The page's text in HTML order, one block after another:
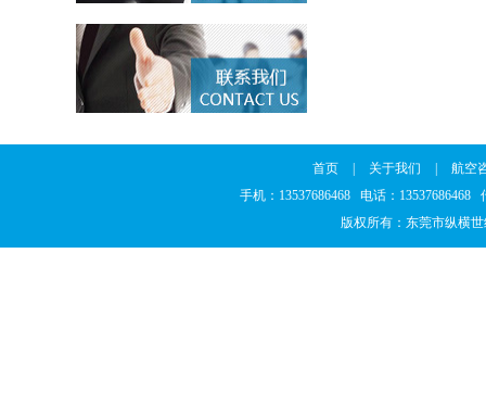
首页 关于我们
航空
手机：13537686468 电话：13537686468
版权所有：东莞市纵横